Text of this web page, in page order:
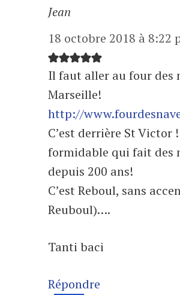
Jean
18 octobre 2018 à 8:22
Il faut aller au four des
Marseille!
http://
C’est derrière St Victor
formidable qui fait des
depuis 200 ans!
C’est Reboul, sans
Reuboul)….
Tanti baci
Répondre